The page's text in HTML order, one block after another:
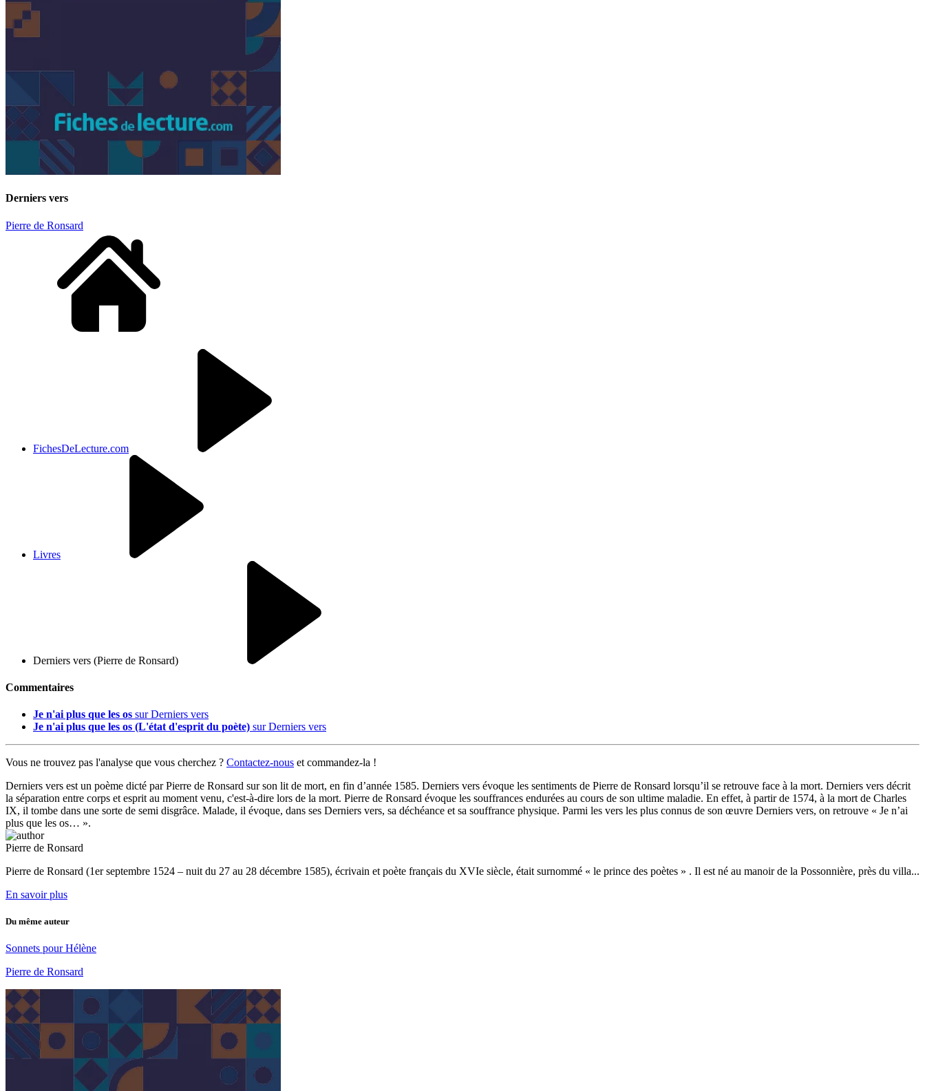
Derniers vers
Pierre de Ronsard
FichesDeLecture.com
Livres
Derniers vers (Pierre de Ronsard)
Commentaires
Je n'ai plus que les os sur Derniers vers
Je n'ai plus que les os (L'état d'esprit du poète) sur Derniers vers
Vous ne trouvez pas l'analyse que vous cherchez ? Contactez-nous et commandez-la !
Derniers vers est un poème dicté par Pierre de Ronsard sur son lit de mort, en fin d’année 1585. Derniers vers évoque les sentiments de Pierre de Ronsard lorsqu’il se retrouve face à la mort. Derniers vers décrit
la séparation entre corps et esprit au moment venu, c'est-à-dire lors de la mort. Pierre de Ronsard évoque les souffrances endurées au cours de son ultime maladie. En effet, à partir de 1574, à la mort de Charles
IX, il tombe dans une sorte de semi disgrâce. Malade, il évoque, dans ses Derniers vers, sa déchéance et sa souffrance physique. Parmi les vers les plus connus de son œuvre Derniers vers, on retrouve « Je n’ai
plus que les os… ».
Pierre de Ronsard
Pierre de Ronsard (1er septembre 1524 – nuit du 27 au 28 décembre 1585), écrivain et poète français du XVIe siècle, était surnommé « le prince des poètes » . Il est né au manoir de la Possonnière, près du villa...
En savoir plus
Du même auteur
Sonnets pour Hélène
Pierre de Ronsard